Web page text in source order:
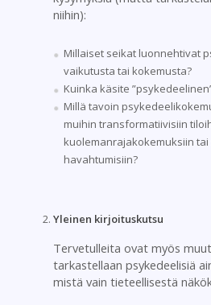
niihin):
Millaiset seikat luonnehtivat
vaikutusta tai kokemusta?
Kuinka käsite
Millä tavoin
muihin transformatiivisiin
kuolemanrajakokemuksiin
havahtumisiin?
Yleinen kirjoituskutsu
Tervetulleita ovat myös
tarkastellaan psykedeelisiä
mistä vain tieteellisestä